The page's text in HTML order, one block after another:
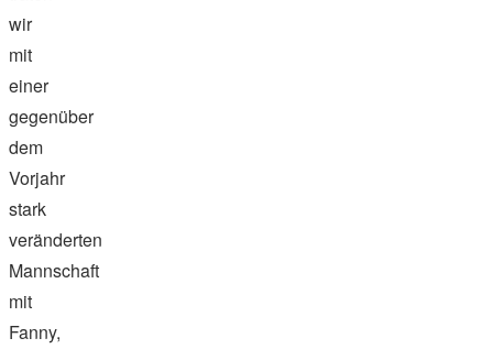
wir
mit
einer
gegenüber
dem
Vorjahr
stark
veränderten
Mannschaft
mit
Fanny,